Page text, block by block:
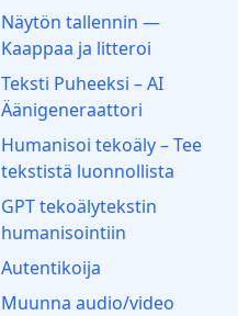
Näytön tallennin —
Kaappaa ja litteroi
Teksti Puheeksi – AI
Äänigeneraattori
Humanisoi tekoäly – Tee
tekstistä luonnollista
GPT tekoälytekstin
humanisointiin
Autentikoija
Muunna audio/video